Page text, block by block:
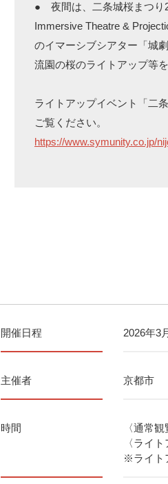
● 夜間は、二条城桜まつり
Immersive Theatre &
のイマーシブシアター「城
流園の桜のライトアップ等を
ライトアップイベント「二
ご覧ください。
https://www.symunity.co.jp/
開催日程 2026年3
主催者 京都市
時間
〈通常
〈ライ
※ライト